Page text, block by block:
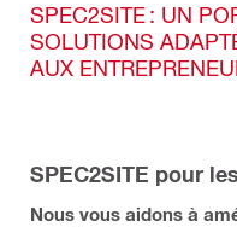
SPEC2SITE : UN
SOLUTIONS
AUX
SPEC2SITE pour
Nous vous aidons à